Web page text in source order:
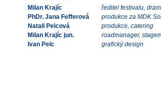
Milan Krajíc
ředitel festivalu,
PhDr. Jana Fefferová
produkce za MDK
Natali Pelcová
produkce, catering
Milan Krajíc jun.
roadmanager,
Ivan Pelc
grafický design